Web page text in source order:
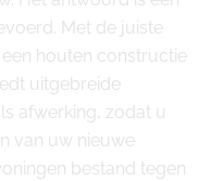
Met de juiste
houten constructie
uitgebreide
afwerking, zodat u
van uw nieuwe
bestand tegen